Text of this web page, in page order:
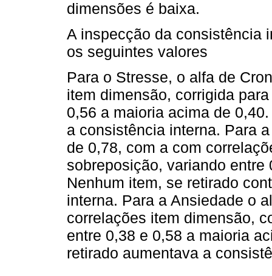
dimensões é baixa.
A inspecção da consistência
os seguintes valores
Para o Stresse, o alfa de
item dimensão, corrigida
0,56 a maioria acima de
a consistência interna. Para
de 0,78, com a com
sobreposição, variando
Nenhum item, se retirado
interna. Para a Ansiedade o
correlações item dimensão,
entre 0,38 e 0,58 a maioria
retirado aumentava a